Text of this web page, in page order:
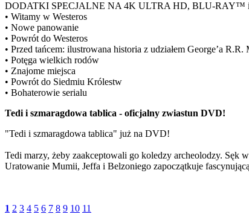
DODATKI SPECJALNE NA 4K ULTRA HD, BLU-RAY™
• Witamy w Westeros
• Nowe panowanie
• Powrót do Westeros
• Przed tańcem: ilustrowana historia z udziałem George’a R.R.
• Potęga wielkich rodów
• Znajome miejsca
• Powrót do Siedmiu Królestw
• Bohaterowie serialu
Tedi i szmaragdowa tablica - oficjalny zwiastun DVD!
"Tedi i szmaragdowa tablica" już na DVD!
Tedi marzy, żeby zaakceptowali go koledzy archeolodzy. Sęk
Uratowanie Mumii, Jeffa i Belzoniego zapoczątkuje
1 2 3 4 5 6 7 8 9 10 11